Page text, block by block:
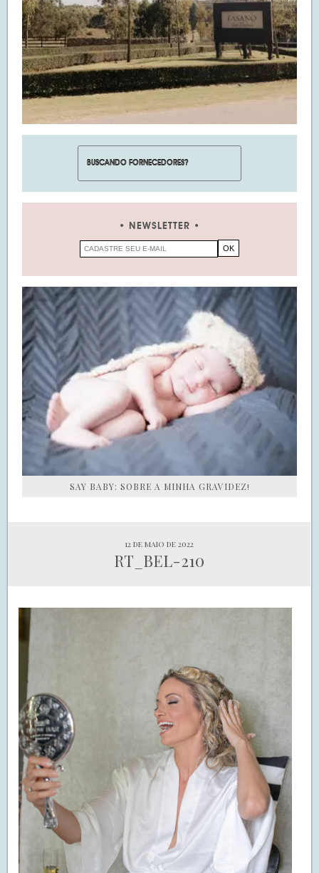
NEWSLETTER
SAY BABY: SOBRE A MINHA GRAVIDEZ!
12 de maio de 2022
RT_BEL-210